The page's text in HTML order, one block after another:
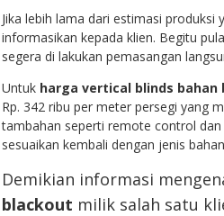
Jika lebih lama dari estimasi produksi
informasikan kepada klien. Begitu
segera di lakukan pemasangan
Untuk harga vertical blinds bahan
Rp. 342 ribu per meter persegi yang
tambahan seperti remote control
sesuaikan kembali dengan jenis
Demikian informasi
blackout milik salah satu